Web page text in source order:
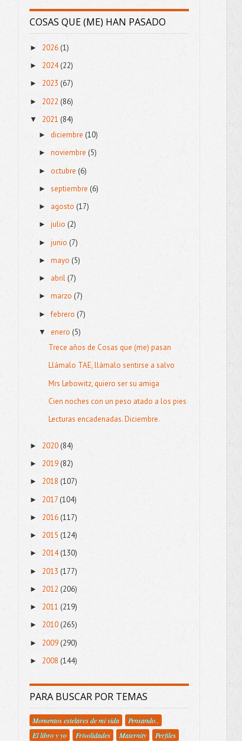
COSAS QUE (ME) HAN PASADO
► 2026 (1)
► 2024(22)
► 2023 (67)
► 2022 (86)
▼ 2021 (84)
►diciembre (10)
►noviembre(5)
►octubre(6)
► septiembre (6)
► agosto(17)
►julio(2)
►junio (7)
►mayo (5)
► abril (7)
►marzo(7)
►febrero (7)
▼ enero (5)
Trece años de Cosas que (me) pasan
Llámalo TAE, llámalo sentirse a salvo
Mrs Lebowitz, quiero ser su amiga
Cien noches con un peso atado a los pies
Lecturas encadenadas. Diciembre.
► 2020 (84)
► 2019 (82)
► 2018 (107)
► 2017(104)
► 2016 (117)
► 2015 (124)
► 2014(130)
► 2013 (177)
► 2012 (206)
► 2011 (219)
► 2010(265)
► 2009 (290)
► 2008 (144)
PARA BUSCAR POR TEMAS
Momentos estelares de mi vida
Pensando..
El libro y yo
Frivolidades Maternity
Perfiles